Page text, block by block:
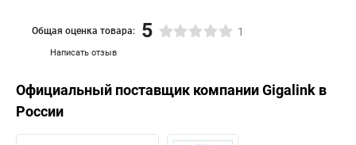
Написать отзыв
Общая оценка товара: 5 1
Официальный поставщик компанииGigalink в
России